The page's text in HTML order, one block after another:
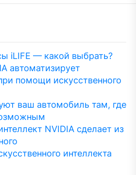
iLIFE — какой выбрать?
автоматизирует
помощи искусственного
ваш автомобиль там, где
NVIDIA сделает из
интеллекта